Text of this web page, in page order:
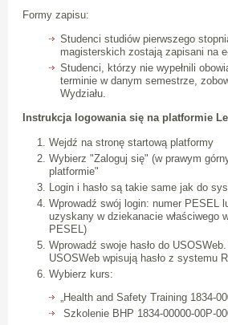
Formy zapisu:
Studenci studiów pierwszego
magisterskich zostają zapisani na
Studenci, którzy nie wypełnili
terminie w danym semestrze,
Wydziału.
Instrukcja logowania się na platformie
Wejdź na stronę startową platformy
Wybierz "Zaloguj się" (w prawym
platformie"
Login i hasło są takie same jak do
Wprowadź swój login: numer PESEL
uzyskany w dziekanacie właściwego
PESEL)
Wprowadź swoje hasło do
USOSWeb wpisują hasło z systemu
Wybierz kurs:
„Health and Safety Training 1834-
Szkolenie BHP 1834-00000-00P-